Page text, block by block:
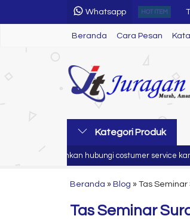
Whatsapp HOT ITEM
Beranda Cara Pesan
Kategori Produk
Silahkan hubungi costumer service kami
Beranda » Blog » Tas
Tas Seminar